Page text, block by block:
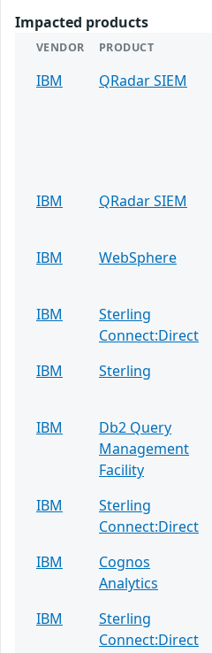
Impacted products
VENDOR PRODUCT
IBM QRadar SIEM
IBM
QRadar SIEM
IBM
WebSphere
IBM
Sterling
Connect:Direct
IBM
Sterling
IBM
Db2 Query
Management
Facility
IBM
Sterling
Connect:Direct
IBM
Cognos
Analytics
IBM
Sterling
Connect:Direct